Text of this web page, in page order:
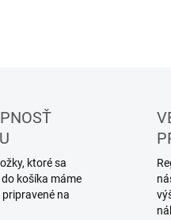
ktoré sa
košíka máme
na